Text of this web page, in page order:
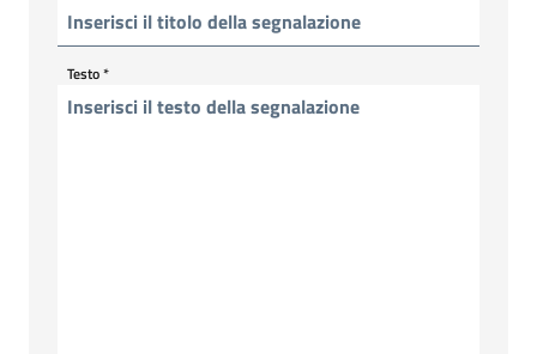
Testo*